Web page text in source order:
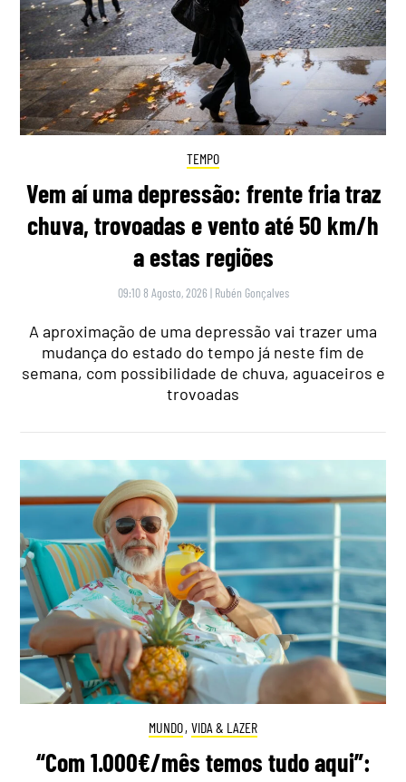
TEMPO
Vem aí uma depressão: frente fria traz
chuva, trovoadas e vento até 50 km/h
a estas regiões
09:10 8 Agosto, 2026 | Rubén Gonçalves
A aproximação de uma depressão vai trazer uma
mudança do estado do tempo já neste fim de
semana, com possibilidade de chuva, aguaceiros e
trovoadas
MUNDO, VIDA & LAZER
“Com 1.000€/mês temos tudo aqui”: